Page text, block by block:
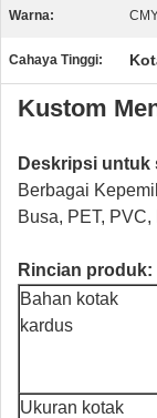
Warna:
Cahaya Tinggi:
Kustom
Deskripsi untuk
Berbagai
Busa, PET,
Rincian produk:
Bahan kotak
kardus
Ukuran kotak